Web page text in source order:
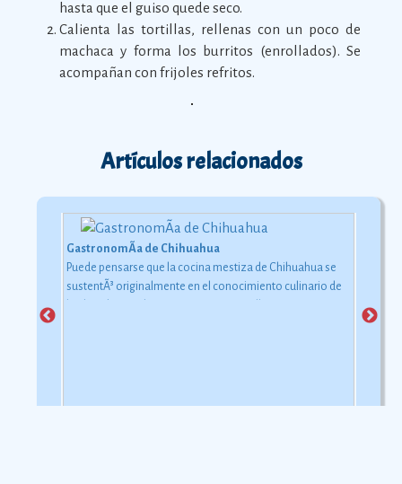
hasta que el guiso quede seco.
Calienta las tortillas, rellenas con un poco de
machaca y forma los burritos (enrollados). Se
acompañan con frijoles refritos.
Artículos relacionados
GastronomÃ­a de Chihuahua
Puede pensarse que la cocina mestiza de Chihuahua se
sustentÃ³ originalmente en el conocimiento culinario de